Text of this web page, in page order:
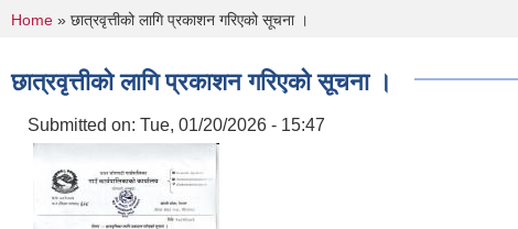
You are here
Home » छात्रवृत्तीको लागि प्रकाशन गरिएको सूचना ।
छात्रवृत्तीको लागि प्रकाशन गरिएको सूचना ।
Submitted on: Tue, 01/20/2026 - 15:47